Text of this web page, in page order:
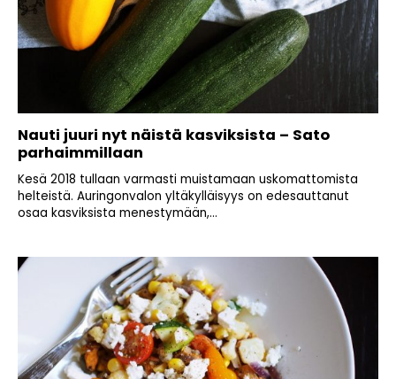
Nauti juuri nyt näistä kasviksista – Sato
parhaimmillaan
Kesä 2018 tullaan varmasti muistamaan uskomattomista
helteistä. Auringonvalon yltäkylläisyys on edesauttanut
osaa kasviksista menestymään,...